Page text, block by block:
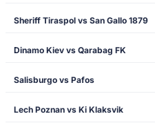
Sheriff Tiraspol vs San Gallo 1879
Dinamo Kiev vs Qarabag FK
Salisburgo vs Pafos
Lech Poznan vs Ki Klaksvik